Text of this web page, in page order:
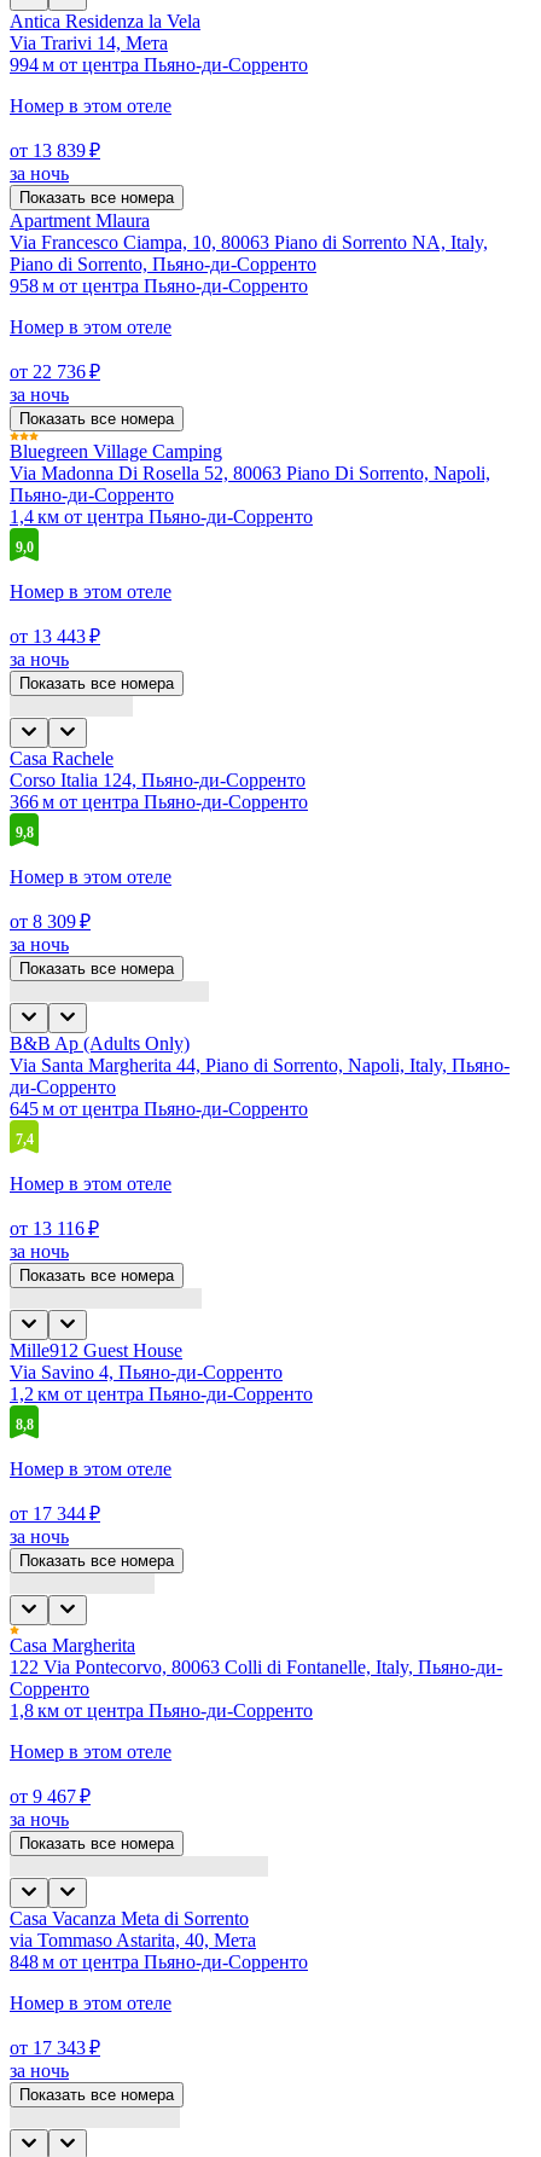
Antica Residenza la Vela
Via Trarivi 14, Мета
994 м от центра Пьяно-ди-Сорренто
Номер в этом отеле
от 13 839 ₽
за ночь
Показать все номера
Apartment Mlaura
Via Francesco Ciampa, 10, 80063 Piano di Sorrento NA, Italy,
Piano di Sorrento, Пьяно-ди-Сорренто
958 м от центра Пьяно-ди-Сорренто
Номер в этом отеле
от 22 736 ₽
за ночь
Показать все номера
Bluegreen Village Camping
Via Madonna Di Rosella 52, 80063 Piano Di Sorrento, Napoli,
Пьяно-ди-Сорренто
1,4 км от центра Пьяно-ди-Сорренто
9,0
Номер в этом отеле
от 13 443 ₽
за ночь
Показать все номера
Casa Rachele
Corso Italia 124, Пьяно-ди-Сорренто
366 м от центра Пьяно-ди-Сорренто
9,8
Номер в этом отеле
от 8 309 ₽
за ночь
Показать все номера
B&B Ap (Adults Only)
Via Santa Margherita 44, Piano di Sorrento, Napoli, Italy, Пьяно-
ди-Сорренто
645 м от центра Пьяно-ди-Сорренто
7,4
Номер в этом отеле
от 13 116 ₽
за ночь
Показать все номера
Mille912 Guest House
Via Savino 4, Пьяно-ди-Сорренто
1,2 км от центра Пьяно-ди-Сорренто
8,8
Номер в этом отеле
от 17 344 ₽
за ночь
Показать все номера
Casa Margherita
122 Via Pontecorvo, 80063 Colli di Fontanelle, Italy, Пьяно-ди-
Сорренто
1,8 км от центра Пьяно-ди-Сорренто
Номер в этом отеле
от 9 467 ₽
за ночь
Показать все номера
Casa Vacanza Meta di Sorrento
via Tommaso Astarita, 40, Мета
848 м от центра Пьяно-ди-Сорренто
Номер в этом отеле
от 17 343 ₽
за ночь
Показать все номера